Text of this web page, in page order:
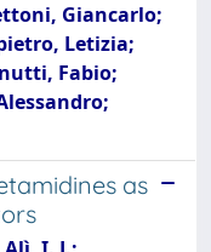
Giancarlo;
Letizia;
Fabio;
as